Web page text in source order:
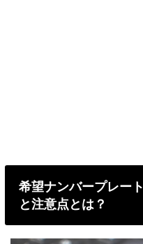
希望ナンバープレー
と注意点とは？